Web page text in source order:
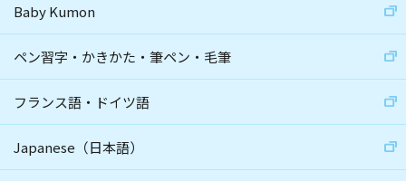
Baby Kumon
ペン習字・かきかた・筆ペン・毛筆
フランス語・ドイツ語
Japanese（日本語）